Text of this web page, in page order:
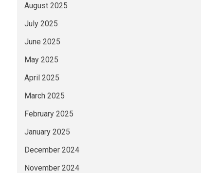
August 2025
July 2025
June 2025
May 2025
April 2025
March 2025
February 2025
January 2025
December 2024
November 2024